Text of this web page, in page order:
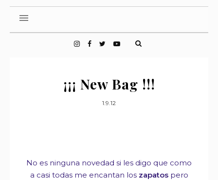
¡¡¡ New Bag !!!
1.9.12
No es ninguna novedad si les digo que como
a casi todas me encantan los zapatospero